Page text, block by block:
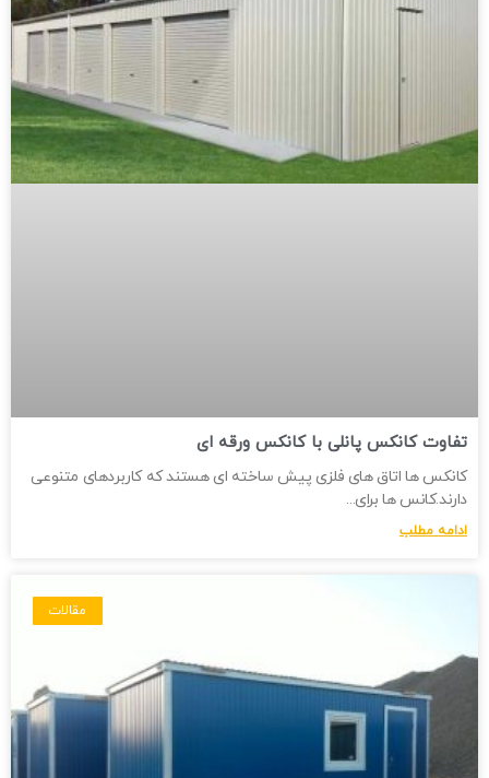
تفاوت کانکس پانلی با کانکس ورقه ای
کانکس ها اتاق های فلزی پیش ساخته ای هستند که کاربردهای متنوعی
دارند.کانس ها برای
ادامه مطلب
مقالات